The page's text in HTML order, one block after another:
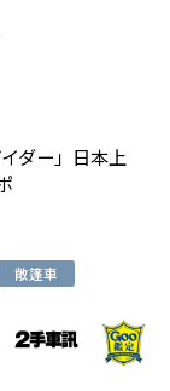
ダー」日本上
敞篷車